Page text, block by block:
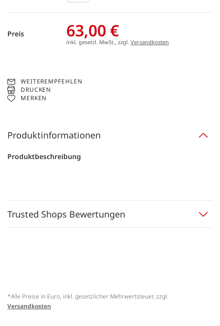
Preis 63,00 €
inkl. gesetzl. MwSt., zzgl. Versandkosten
WEITEREMPFEHLEN
DRUCKEN
MERKEN
Produktinformationen
Produktbeschreibung
Trusted Shops Bewertungen
*Alle Preise in Euro, inkl. gesetzlicher Mehrwertsteuer, zzgl.
Versandkosten